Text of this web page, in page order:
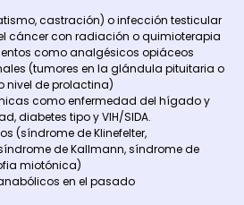
castración) o infección testicular
cáncer con radiación o quimioterapia
como analgésicos opiáceos
(tumores en la glándula pituitaria o
nivel de prolactina)
como enfermedad del hígado y
diabetes tipo y VIH/SIDA.
(síndrome de Klinefelter,
de Kallmann, síndrome de
miotónica)
en el pasado